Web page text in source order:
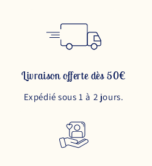
Livraison offerte dès 50€
Expédié sous 1 à 2 jours.